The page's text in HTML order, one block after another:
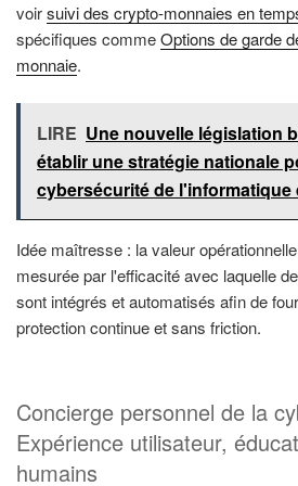
voirsuivi des crypto-monnaies en
spécifiques commeOptions de garde
monnaie.
LIRE Une nouvelle législation
établir une stratégie nationale
cybersécurité de l'informatique
Idée maîtresse : la valeur
mesurée par l'efficacité avec laquelle
sont intégrés et automatisés afin de
protection continue et sans friction.
Concierge personnel de la
Expérience utilisateur,
humains